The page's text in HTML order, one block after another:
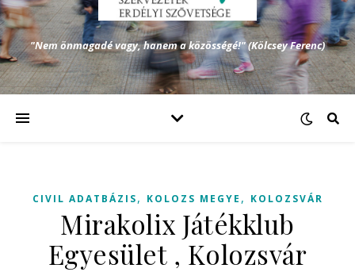
"Nem önmagadé vagy, hanem a közösségé!" (Kölcsey Ferenc)
CIVIL ADATBÁZIS, KOLOZS MEGYE , KOLOZSVÁR
Mirakolix Játékklub
Egyesület , Kolozsvár